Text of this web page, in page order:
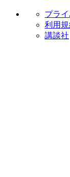
プラ
利用
講談社